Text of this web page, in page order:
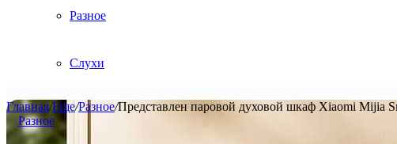
Разное
Слухи
Главная/Еще/Разное/Представлен паровой духовой шкаф Xiaomi Mijia
Разное